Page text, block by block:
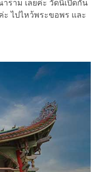
าม เลยค่ะ วัดนี้เปิดกัน
ะ ไปไหว้พระขอพร และ